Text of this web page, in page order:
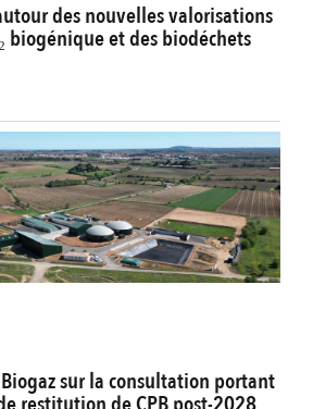
des nouvelles valorisations
biogénique et des biodéchets
sur la consultation portant